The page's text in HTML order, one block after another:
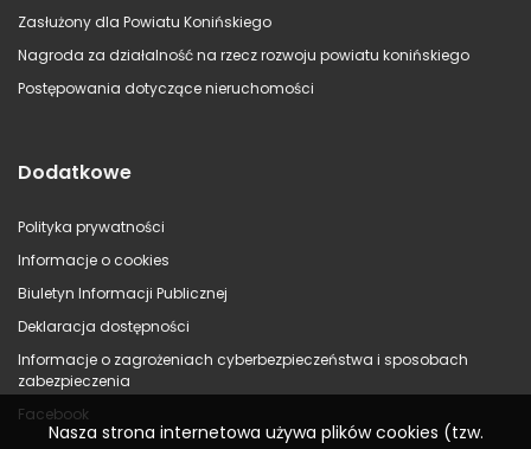
Zasłużony dla Powiatu Konińskiego
Nagroda za działalność na rzecz rozwoju powiatu konińskiego
Postępowania dotyczące nieruchomości
Dodatkowe
Polityka prywatności
Informacje o cookies
Biuletyn Informacji Publicznej
Deklaracja dostępności
Informacje o zagrożeniach cyberbezpieczeństwa i sposobach
zabezpieczenia
Facebook
Nasza strona internetowa używa plików cookies (tzw.